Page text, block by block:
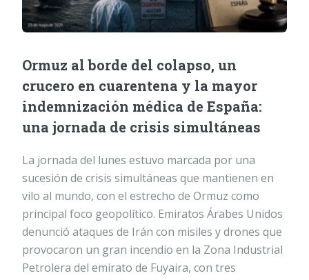
Ormuz al borde del colapso, un
crucero en cuarentena y la mayor
indemnización médica de España:
una jornada de crisis simultáneas
La jornada del lunes estuvo marcada por una
sucesión de crisis simultáneas que mantienen en
vilo al mundo, con el estrecho de Ormuz como
principal foco geopolítico. Emiratos Árabes Unidos
denunció ataques de Irán con misiles y drones que
provocaron un gran incendio en la Zona Industrial
Petrolera del emirato de Fuyaira, con tres